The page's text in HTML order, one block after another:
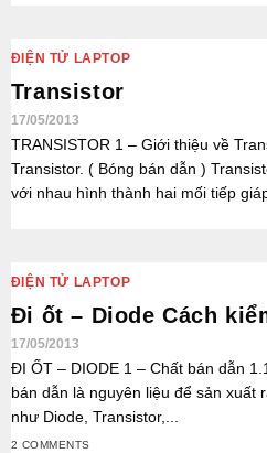
ĐIỆN TỬ LAPTOP
Transistor
17/05/2013
TRANSISTOR 1 – Giới thiệu về
Transistor. ( Bóng bán dẫn )
với nhau hình thành hai mối tiếp
ĐIỆN TỬ LAPTOP
Đi ốt – Diode Cách
17/05/2013
ĐI ỐT – DIODE 1 – Chất bán dẫn
bán dẫn là nguyên liệu để sản xuất
như Diode, Transistor,...
2 COMMENTS